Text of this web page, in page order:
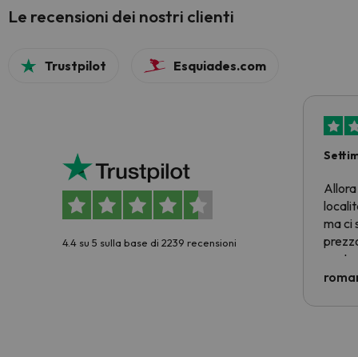
Le recensioni dei nostri clienti
Trustpilot Esquiades.com
4.4 su 5 sulla base di 2239 recensioni
Allora
ma ci